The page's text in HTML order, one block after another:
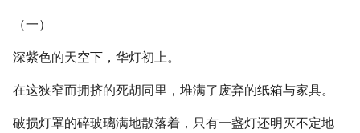
（一）
深紫色的天空下，华灯初上。
在这狭窄而拥挤的死胡同里，堆满了废弃的纸箱与家具。
破损灯罩的碎玻璃满地散落着，只有一盏灯还明灭不定地